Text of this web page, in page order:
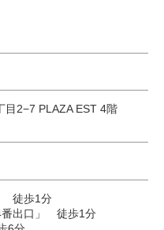
2−7 PLAZA EST 4階
徒歩1分
番出口」 徒歩1分